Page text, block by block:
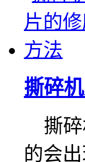
撕碎
撕碎
的会